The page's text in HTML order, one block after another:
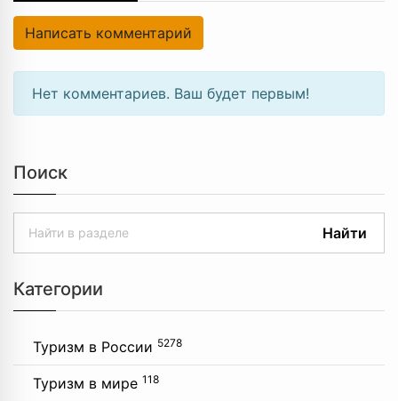
Написать комментарий
Нет комментариев. Ваш будет первым!
Поиск
Найти
Категории
Туризм в России 5278
Туризм в мире 118